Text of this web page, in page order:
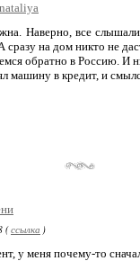
Наверно, все
на дом никто не
обратно в Россию. И
машину в кредит, и
(ссылка )
у меня почему-то